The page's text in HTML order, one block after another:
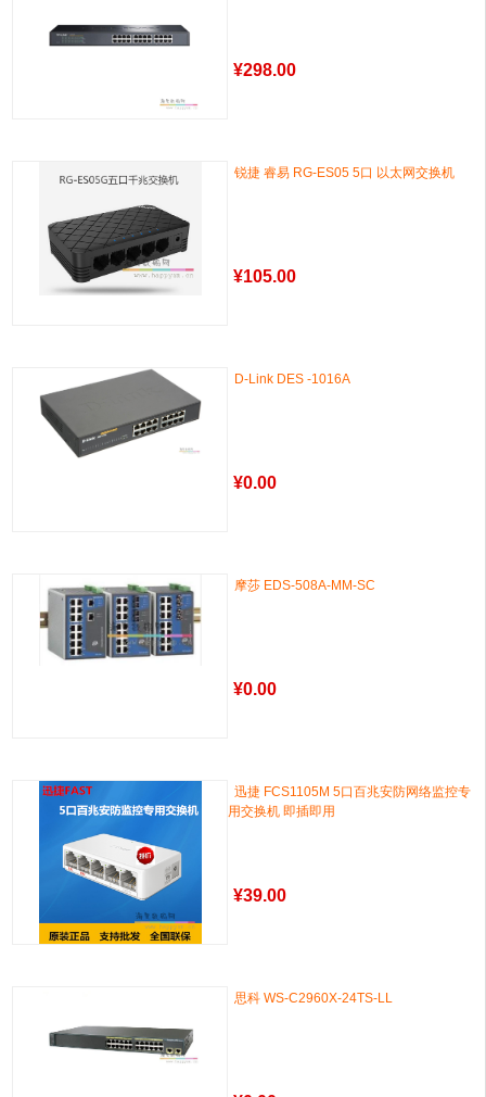
¥298.00
锐捷 睿易 RG-ES05 5口 以太网交换机
¥105.00
D-Link DES -1016A
¥0.00
摩莎 EDS-508A-MM-SC
¥0.00
迅捷 FCS1105M 5口百兆安防网络监控专
用交换机 即插即用
¥39.00
思科 WS-C2960X-24TS-LL